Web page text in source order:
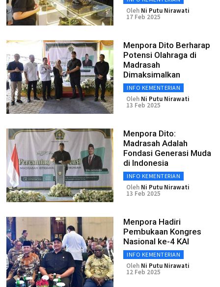
Oleh Ni Putu Nirawati
17 Feb 2025
Menpora Dito Berharap
Potensi Olahraga di
Madrasah
Dimaksimalkan
INFO KEMENTERIAN
Oleh Ni Putu Nirawati
13 Feb 2025
Menpora Dito:
Madrasah Adalah
Fondasi Generasi Muda
di Indonesia
INFO KEMENTERIAN
Oleh Ni Putu Nirawati
13 Feb 2025
Menpora Hadiri
Pembukaan Kongres
Nasional ke-4 KAI
INFO KEMENTERIAN
Oleh Ni Putu Nirawati
12 Feb 2025